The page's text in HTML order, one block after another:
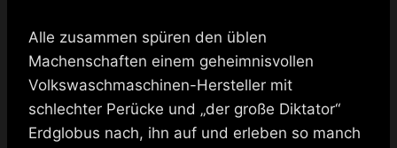
Alle zusammen spüren den üblen
Machenschaften einem geheimnisvollen
Volkswaschmaschinen-Hersteller mit
schlechter Perücke und „der große Diktator“
Erdglobus nach, ihn auf und erleben so manch